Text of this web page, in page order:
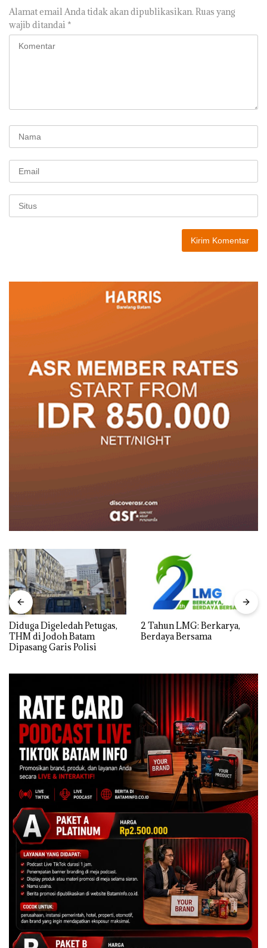
Alamat email Anda tidak akan dipublikasikan. Ruas yang
wajib ditandai *
Diduga Digeledah Petugas,
THM di Jodoh Batam
Dipasang Garis Polisi
2 Tahun LMG: Berkarya,
Berdaya Bersama